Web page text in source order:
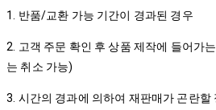
1. 반품/교환 가능 기간이 경과된 경우
2. 고객 주문 확인 후 상품 제작에 들어가
는 취소 가능)
3. 시간의 경과에 의하여 재판매가 곤란할